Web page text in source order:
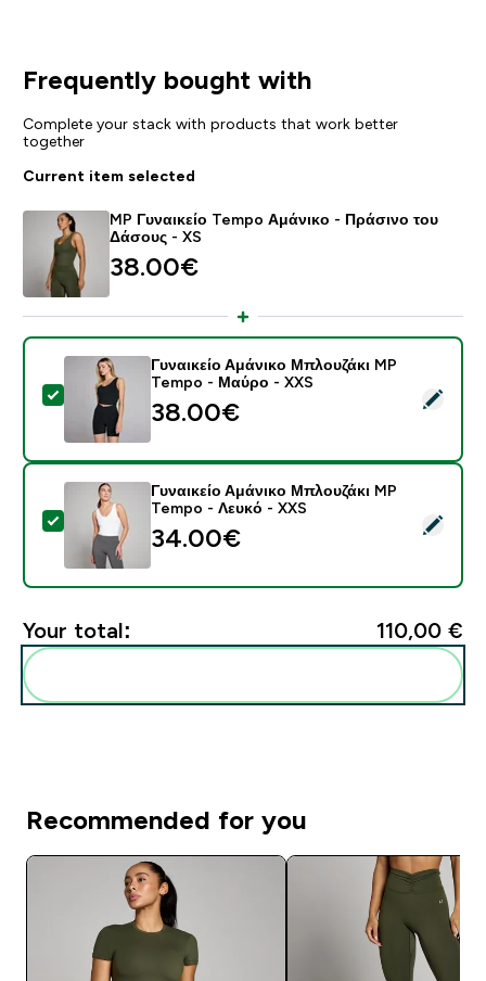
Frequently bought with
Complete your stack with products that work better
together
Current item selected
MP Γυναικείο Tempo Αμάνικο - Πράσινο του
Δάσους - XS
38.00€‎
Select this product - Γυναικείο Αμάνικο Μπλουζάκι
Γυναικείο Αμάνικο Μπλουζάκι MP
Tempo - Μαύρο - XXS
38.00€‎
Select this product - Γυναικείο Αμάνικο Μπλουζάκι
Γυναικείο Αμάνικο Μπλουζάκι MP
Tempo - Λευκό - XXS
34.00€‎
Your total: 110,00 €‎
Recommended for you